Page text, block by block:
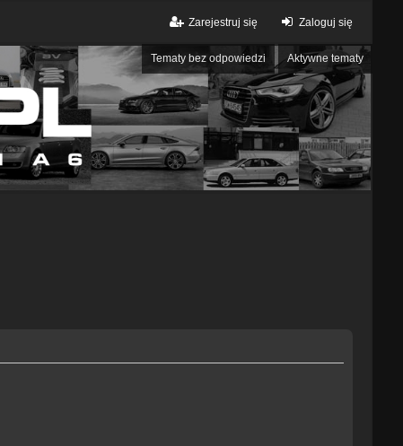
Zaloguj się
Zarejestruj się
Tematy bez odpowiedzi Aktywne tematy